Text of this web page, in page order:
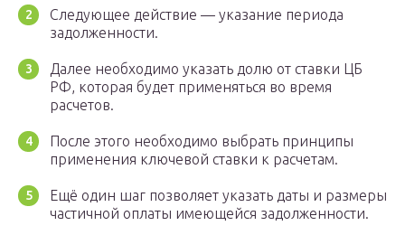
Следующее действие — указание периода
задолженности.
Далее необходимо указать долю от ставки ЦБ
РФ, которая будет применяться во время
расчетов.
После этого необходимо выбрать принципы
применения ключевой ставки к расчетам.
Ещё один шаг позволяет указать даты и размеры
частичной оплаты имеющейся задолженности.